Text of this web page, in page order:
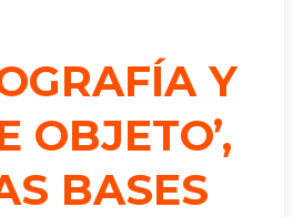
Y
OBJETO’,
BASES